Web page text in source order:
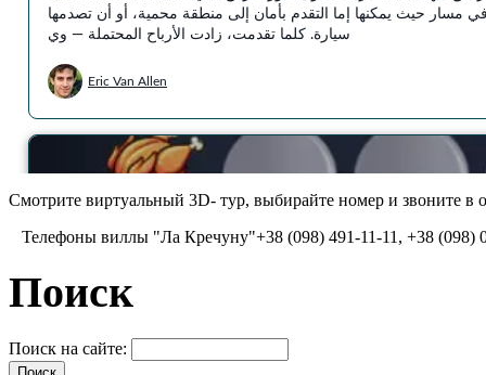
Смотрите виртуальный 3D- тур, выбирайте номер и звоните в
Телефоны виллы "Ла Кречуну"+38 (098) 491-11-11, +38 (098)
Поиск
Поиск на сайте: